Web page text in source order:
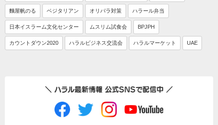
麵屋帆のる ベジタリアン オリパラ対策 ハラール弁当
日本イスラーム文化センター ムスリム試食会 BPJPH
カウントダウン2020 ハラルビジネス交流会 ハラルマーケット UAE